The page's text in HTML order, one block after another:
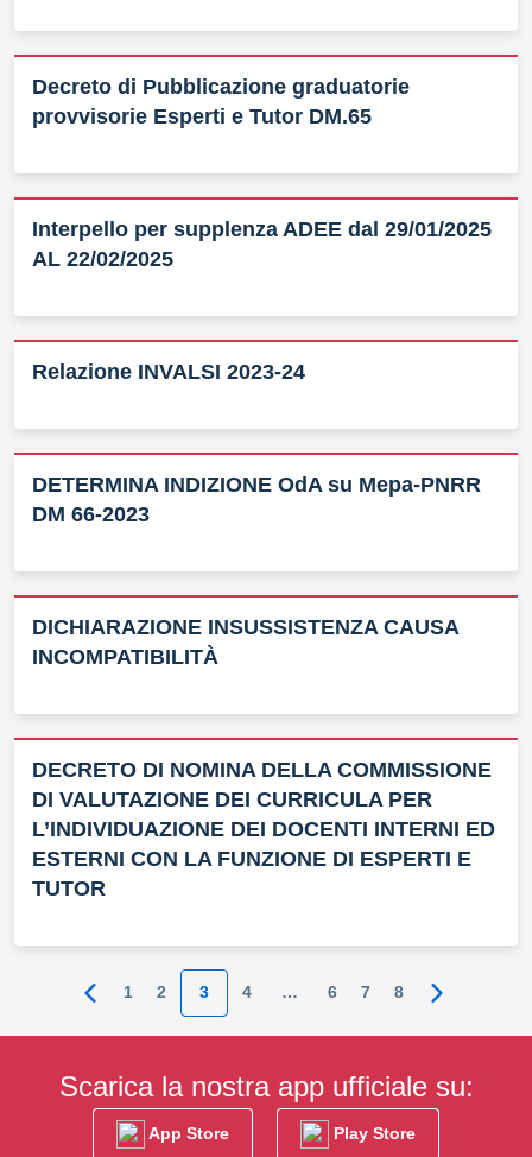
Decreto di Pubblicazione graduatorie
provvisorie Esperti e Tutor DM.65
Interpello per supplenza ADEE dal 29/01/2025
AL 22/02/2025
Relazione INVALSI 2023-24
DETERMINA INDIZIONE OdA su Mepa-PNRR
DM 66-2023
DICHIARAZIONE INSUSSISTENZA CAUSA
INCOMPATIBILITÀ
DECRETO DI NOMINA DELLA COMMISSIONE
DI VALUTAZIONE DEI CURRICULA PER
L’INDIVIDUAZIONE DEI DOCENTI INTERNI ED
ESTERNI CON LA FUNZIONE DI ESPERTI E
TUTOR
Pagina precedente
1 2 3 4 … 6 7 8 Pagina
Scarica la nostra app ufficiale su:
App Store Play Store